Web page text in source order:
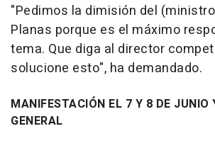
"Pedimos la dimisión del
Planas porque es el máximo
tema. Que diga al director
solucione esto", ha demandado.
MANIFESTACIÓN EL 7 Y 8 DE JUNIO
GENERAL